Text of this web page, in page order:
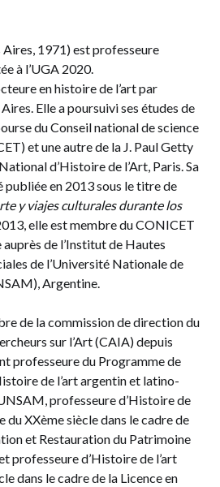
Aires, 1971) est professeure
à l’UGA 2020.
en histoire de l’art par
Elle a poursuivi ses études de
du Conseil national de science
et une autre de la J. Paul Getty
d’Histoire de l’Art, Paris. Sa
en 2013 sous le titre de
y viajes culturales durante los
elle est membre du CONICET
de l’Institut de Hautes
de l’Université Nationale de
Argentine.
de la commission de direction du
sur l’Art (CAIA) depuis
professeure du Programme de
de l’art argentin et latino-
professeure d’Histoire de
du XXème siècle dans le cadre de
et Restauration du Patrimoine
professeure d’Histoire de l’art
dans le cadre de la Licence en